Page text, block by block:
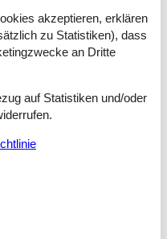
an dem z. B. ein Abend
ist zudem
Insel Vilm. Diese
Rügen und ist auf
in
Rasender Roland, die in
Diese Bahn verbindet
akzeptieren, erklären
zu Statistiken), dass
an Dritte
auf Statistiken und/oder